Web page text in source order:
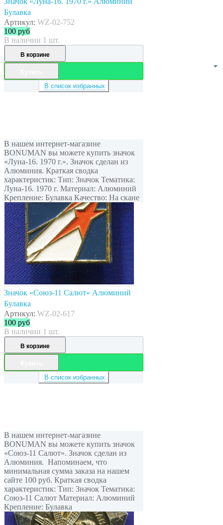
Булавка
Артикул: WZ-02-752
100 руб
В наличии 1 шт.
В корзине
В список избранных
В нашем интернет-магазине
BONUMAN вы можете купить значок
«Луна-16. 1970 г.». Значок сделан из
Алюминия. Краткая сводка
характеристик: Тип: Значок Тематика:
Луна-16. 1970 г. Материал: Алюминий
Крепление: Булавка Качество: На скане
Значок «Союз-11 Салют» Алюминий
Булавка
Артикул: WZ-02-617
100 руб
В наличии 1 шт.
В корзине
В список избранных
В нашем интернет-магазине
BONUMAN вы можете купить значок
«Союз-11 Салют». Значок сделан из
Алюминия. Напоминаем, что
минимальная сумма заказа на нашем
сайте 100 руб. Краткая сводка
характеристик: Тип: Значок Тематика:
Союз-11 Салют Материал: Алюминий
Крепление: Булавка